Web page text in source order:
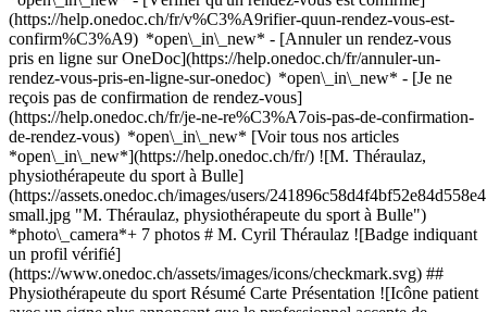
(https://help.onedoc.ch/fr/v%C3%A9rifier-quun-rendez-vous-est-
confirm%C3%A9) *open\_in\_new* - [Annuler un rendez-vous
pris en ligne sur OneDoc](https://help.onedoc.ch/fr/annuler-un-
rendez-vous-pris-en-ligne-sur-onedoc) *open\_in\_new* - [Je ne
reçois pas de confirmation de rendez-vous]
(https://help.onedoc.ch/fr/je-ne-re%C3%A7ois-pas-de-confirmation-
de-rendez-vous) *open\_in\_new* [Voir tous nos articles
*open\_in\_new*](https://help.onedoc.ch/fr/) ![M. Théraulaz,
physiothérapeute du sport à Bulle]
(https://assets.onedoc.ch/images/users/
small.jpg "M. Théraulaz, physiothérapeute du sport à Bulle")
*photo\_camera*+ 7 photos # M. Cyril Théraulaz ![Badge indiquant
un profil vérifié]
(https://www.onedoc.ch/assets/images/icons/checkmark.svg) ##
Physiothérapeute du sport Résumé Carte Présentation ![Icône patient